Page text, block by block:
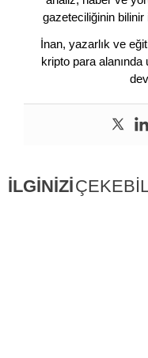
gazeteciliğinin bilinir
İnan, yazarlık ve
kripto para
İLGİNİZİ